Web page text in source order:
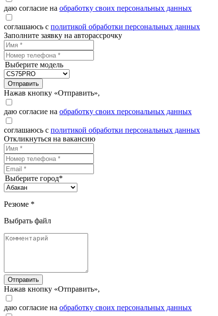
даю согласие на обработку своих персональных данных
соглашаюсь с политикой обработки персональных данных
Заполните заявку на авторассрочку
Выберите модель
Отправить
Нажав кнопку «Отправить»,
даю согласие на обработку своих персональных данных
соглашаюсь с политикой обработки персональных данных
Откликнуться на вакансию
Выберите город*
Резюме *
Выбрать файл
Отправить
Нажав кнопку «Отправить»,
даю согласие на обработку своих персональных данных